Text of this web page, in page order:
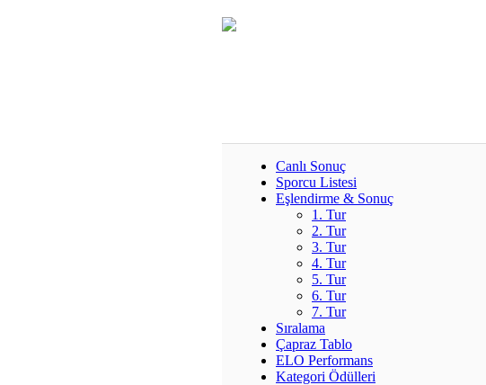
Canlı Sonuç
Sporcu Listesi
Eşlendirme & Sonuç
1. Tur
2. Tur
3. Tur
4. Tur
5. Tur
6. Tur
7. Tur
Sıralama
Çapraz Tablo
ELO Performans
Kategori Ödülleri